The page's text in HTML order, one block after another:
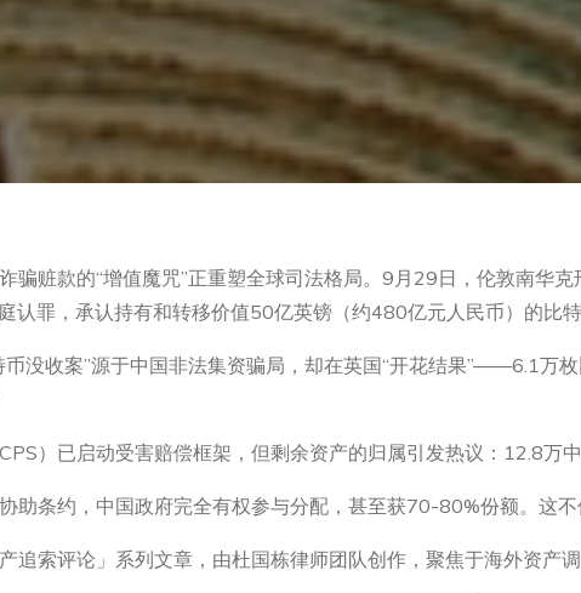
骗赃款的“增值魔咒”正重塑全球司法格局。9月29日，伦敦南华
认罪，承认持有和转移价值50亿英镑（约480亿元人民币）的比特
币没收案”源于中国非法集资骗局，却在英国“开花结果”——6.1万
）已启动受害赔偿框架，但剩余资产的归属引发热议：12.8万
助条约，中国政府完全有权参与分配，甚至获70-80%份额。这不
追索评论」系列文章，由杜国栋律师团队创作，聚焦于海外资产